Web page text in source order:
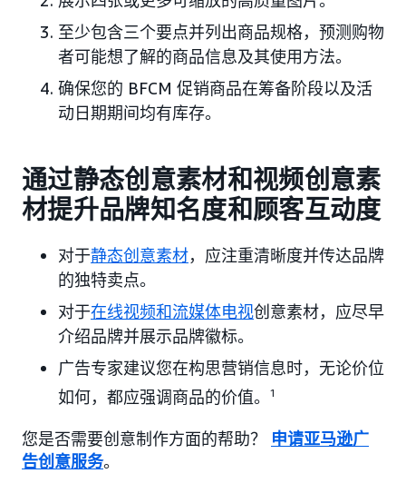
至少包含三个要点并列出商品规格，预测购物
者可能想了解的商品信息及其使用方法。
确保您的 BFCM 促销商品在筹备阶段以及活
动日期期间均有库存。
通过静态创意素材和视频创意素
材提升品牌知名度和顾客互动度
对于静态创意素材，应注重清晰度并传达品牌
的独特卖点。
对于在线视频和流媒体电视创意素材，应尽早
介绍品牌并展示品牌徽标。
广告专家建议您在构思营销信息时，无论价位
如何，都应强调商品的价值。
1
您是否需要创意制作方面的帮助？ 申请亚马逊广
告创意服务。